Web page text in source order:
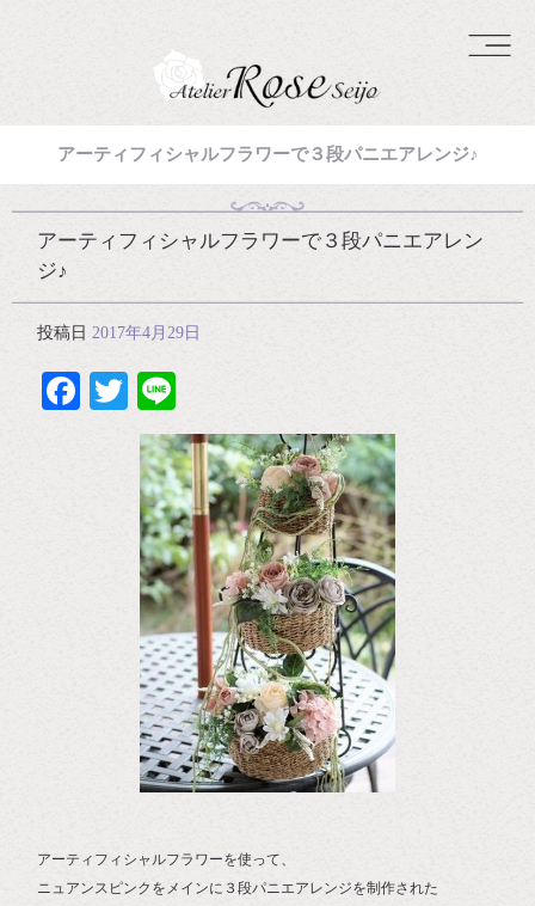
アーティフィシャルフラワーで３段パニエアレンジ♪
アーティフィシャルフラワーで３段パニエアレン
ジ♪
投稿日 2017年4月29日
Facebook
Twitter
アーティフィシャルフラワーを使って、
ニュアンスピンクをメインに３段パニエアレンジを制作された